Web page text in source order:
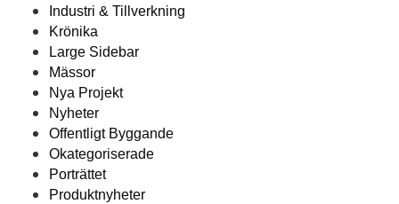
Industri & Tillverkning
Krönika
Large Sidebar
Mässor
Nya Projekt
Nyheter
Offentligt Byggande
Okategoriserade
Porträttet
Produktnyheter